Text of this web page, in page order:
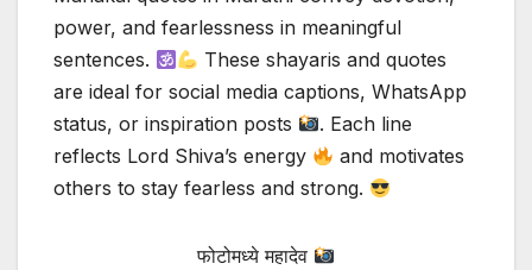
power, and fearlessness in meaningful
sentences.
These shayaris and quotes
are ideal for social media captions, WhatsApp
status, or inspiration posts
. Each line
reflects Lord Shiva’s energy
and motivates
others to stay fearless and strong.
फोटोमध्ये महादेव